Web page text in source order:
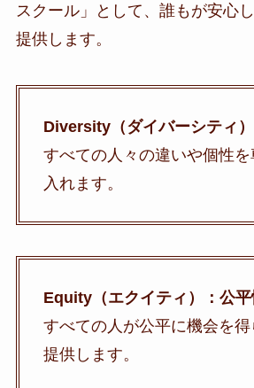
スクール」として、誰もが安心
提供します。
Diversity（ダイバーシティ
すべての人々の違いや個性
入れます。
Equity（エクイティ）：公平
すべての人が公平に機会を
提供します。